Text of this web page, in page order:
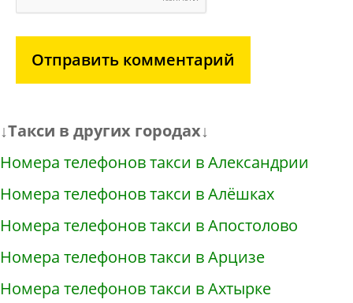
Отправить комментарий
↓Такси в других городах↓
Номера телефонов такси в Александрии
Номера телефонов такси в Алёшках
Номера телефонов такси в Апостолово
Номера телефонов такси в Арцизе
Номера телефонов такси в Ахтырке